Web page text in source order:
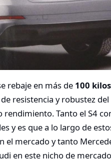
rebaje en más de 100 kilos
resistencia y robustez del
Tanto el S4
y es que a lo largo de
el mercado y tanto
en este nicho de